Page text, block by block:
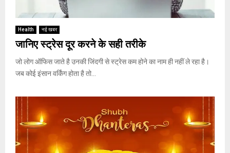
Health नई खबर
जानिए स्ट्रेस दूर करने के सही तरीके
जो लोग ऑफिस जाते है उनकी जिंदगी से स्ट्रेस कम होने का नाम ही नहीं ले रहा है।
जब कोई इंसान वर्किंग होता है तो...